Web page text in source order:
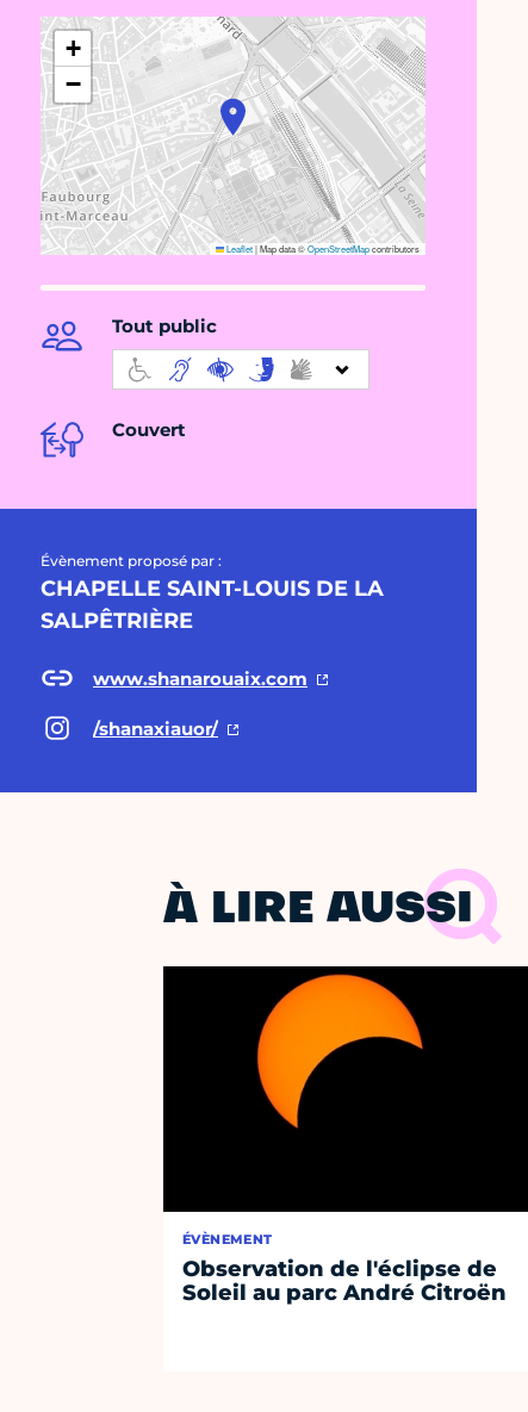
+
−
Leaflet|Map data ©OpenStreetMapcontributors
Tout public
Couvert
Évènement proposé par :
CHAPELLE SAINT-LOUIS DE LA
SALPÊTRIÈRE
www.shanarouaix.com
/shanaxiauor/
À LIRE AUSSI
ÉVÈNEMENT
Observation de l'éclipse de
Soleil au parc André Citroën